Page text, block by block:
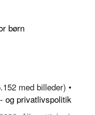
børn
med billeder) •
og privatlivspolitik